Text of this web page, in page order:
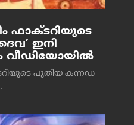
ഫാക്ടറിയുടെ
ഇനി
പുതിയ കന്നഡ